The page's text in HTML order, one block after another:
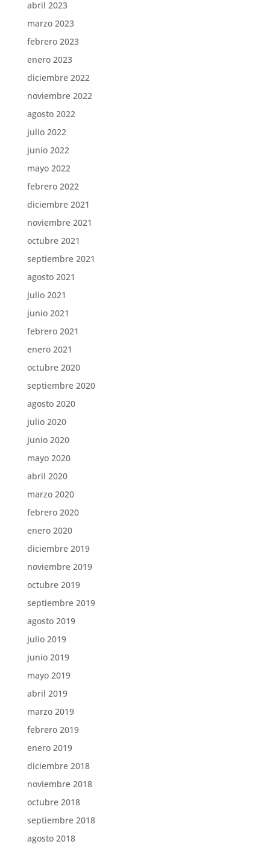
abril 2023
marzo 2023
febrero 2023
enero 2023
diciembre 2022
noviembre 2022
agosto 2022
julio 2022
junio 2022
mayo 2022
febrero 2022
diciembre 2021
noviembre 2021
octubre 2021
septiembre 2021
agosto 2021
julio 2021
junio 2021
febrero 2021
enero 2021
octubre 2020
septiembre 2020
agosto 2020
julio 2020
junio 2020
mayo 2020
abril 2020
marzo 2020
febrero 2020
enero 2020
diciembre 2019
noviembre 2019
octubre 2019
septiembre 2019
agosto 2019
julio 2019
junio 2019
mayo 2019
abril 2019
marzo 2019
febrero 2019
enero 2019
diciembre 2018
noviembre 2018
octubre 2018
septiembre 2018
agosto 2018